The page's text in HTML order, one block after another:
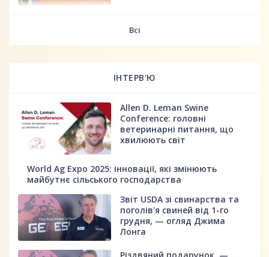
Всі
ІНТЕРВ'Ю
Allen D. Leman Swine
Conference: головні
ветеринарні питання, що
хвилюють світ
World Ag Expo 2025: інновації, які змінюють
майбутнє сільського господарства
Звіт USDA зі свинарства та
поголів'я свиней від 1-го
грудня, — огляд Джима
Лонга